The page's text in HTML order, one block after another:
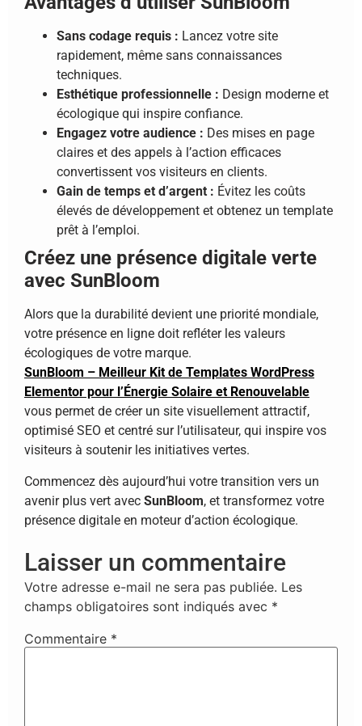
Sans codage requis : Lancez votre site
rapidement, même sans connaissances
techniques.
Esthétique professionnelle : Design moderne et
écologique qui inspire confiance.
Engagez votre audience : Des mises en page
claires et des appels à l’action efficaces
convertissent vos visiteurs en clients.
Gain de temps et d’argent : Évitez les coûts
élevés de développement et obtenez un template
prêt à l’emploi.
Créez une présence digitale verte
avec SunBloom
Alors que la durabilité devient une priorité mondiale,
votre présence en ligne doit refléter les valeurs
écologiques de votre marque.
SunBloom – Meilleur Kit de Templates WordPress
Elementor pour l’Énergie Solaire et Renouvelable
vous permet de créer un site visuellement attractif,
optimisé SEO et centré sur l’utilisateur, qui inspire vos
visiteurs à soutenir les initiatives vertes.
Commencez dès aujourd’hui votre transition vers un
avenir plus vert avec SunBloom, et transformez votre
présence digitale en moteur d’action écologique.
Laisser un commentaire
Votre adresse e-mail ne sera pas publiée. Les
champs obligatoires sont indiqués avec *
Commentaire *